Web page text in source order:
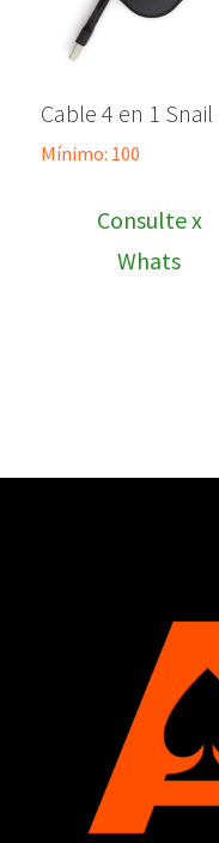
Cable 4 en 1 Snail
Mínimo: 100
Consulte x
Whats